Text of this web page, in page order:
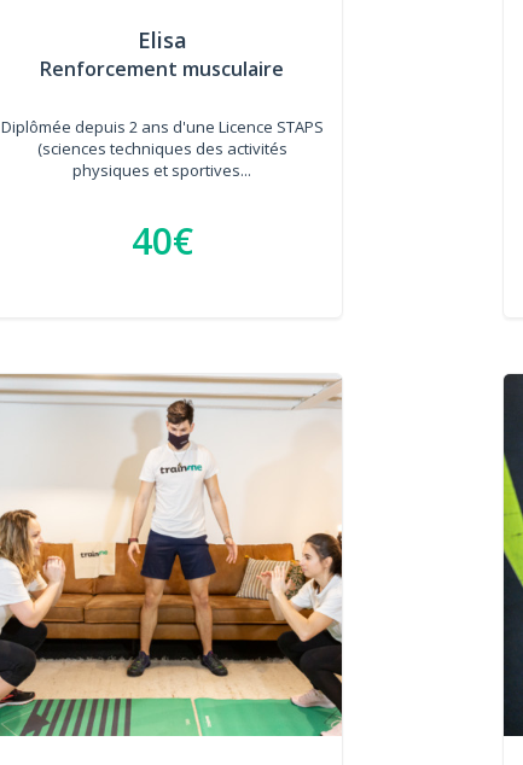
Elisa
Renforcement musculaire
Diplômée depuis 2 ans d'une Licence STAPS
(sciences techniques des activités
physiques et sportives...
40€